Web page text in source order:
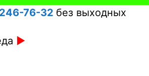
76-32 без выходных
►